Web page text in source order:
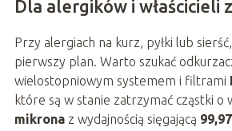
Dla alergików i właścicieli
Przy alergiach na kurz, pyłki lub
pierwszy plan. Warto szukać
wielostopniowym systemem i filtrami
które są w stanie zatrzymać cząstki o
mikronaz wydajnością sięgającą